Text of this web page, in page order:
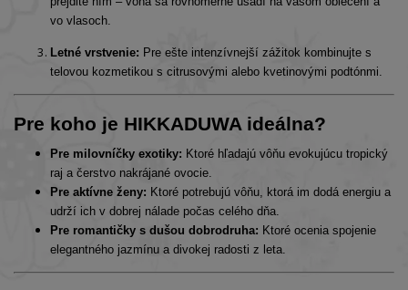
vo vlasoch.
Letné vrstvenie: Pre ešte intenzívnejší zážitok kombinujte s
telovou kozmetikou s citrusovými alebo kvetinovými podtónmi.
Pre koho je HIKKADUWA ideálna?
Pre milovníčky exotiky: Ktoré hľadajú vôňu evokujúcu tropický
raj a čerstvo nakrájané ovocie.
Pre aktívne ženy: Ktoré potrebujú vôňu, ktorá im dodá energiu a
udrží ich v dobrej nálade počas celého dňa.
Pre romantičky s dušou dobrodruha: Ktoré ocenia spojenie
elegantného jazmínu a divokej radosti z leta.